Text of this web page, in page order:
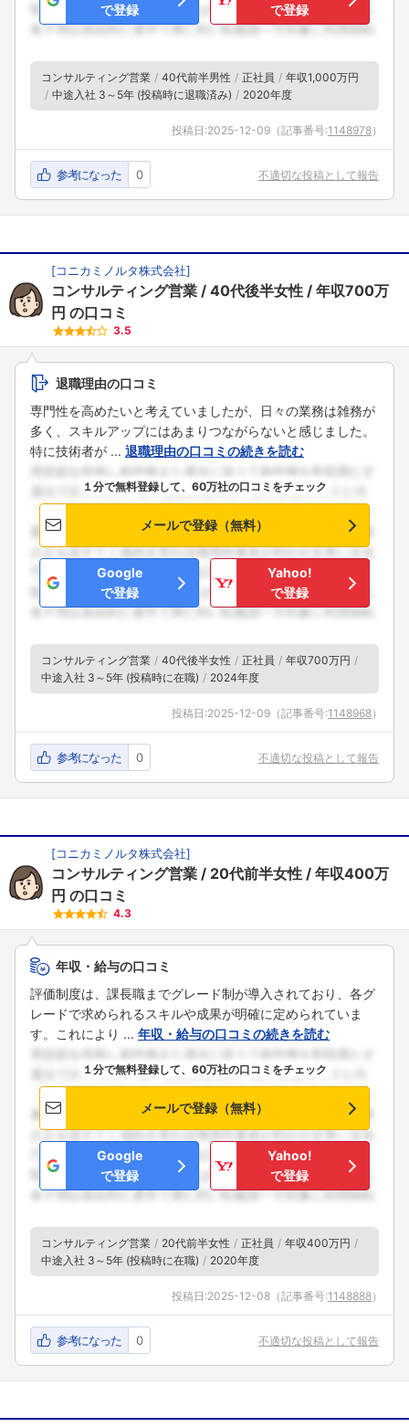
で登録
で登録
コンサルティング営業 40代前半男性 正社員
年収1,000万円
中途入社 3～5年 (投稿時に退職済み)
2020年度
投稿日:2025-12-09 （記事番号:1148978）
参考になった 0 不適切な投稿として報告
[コニカミノルタ株式会社]
コンサルティング営業 40代後半女性
年収700万
円 の口コミ
3.5
退職理由の口コミ
専門性を高めたいと考えていましたが、日々の業務は雑務が
多く、スキルアップにはあまりつながらないと感じました。
特に技術者が ... 退職理由の口コミの続きを読む
１分で無料登録して、60万社の口コミをチェック
メールで登録（無料）
Google
で登録
Yahoo!
で登録
コンサルティング営業 40代後半女性 正社員
年収700万円
中途入社 3～5年 (投稿時に在職)
2024年度
投稿日:2025-12-09 （記事番号:1148968）
参考になった 0 不適切な投稿として報告
[コニカミノルタ株式会社]
コンサルティング営業 20代前半女性
年収400万
円 の口コミ
4.3
年収・給与の口コミ
評価制度は、課長職までグレード制が導入されており、各グ
レードで求められるスキルや成果が明確に定められていま
す。これにより ... 年収・給与の口コミの続きを読む
１分で無料登録して、60万社の口コミをチェック
メールで登録（無料）
Google
で登録
Yahoo!
で登録
コンサルティング営業 20代前半女性 正社員
年収400万円
中途入社 3～5年 (投稿時に在職)
2020年度
投稿日:2025-12-08 （記事番号:1148888）
参考になった 0 不適切な投稿として報告